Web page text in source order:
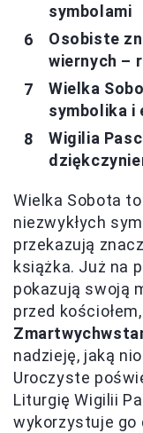
symbolami
Osobiste
wiernych –
Wielka
symbolika i
Wigilia
Wielka Sobota
niezwykłych
przekazują
książka. Już na
pokazują swoją
przed
nadzieję, jaką
Uroczyste
Liturgię Wigilii
wykorzystuje go